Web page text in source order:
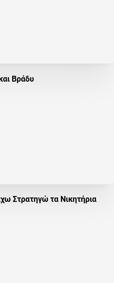
Βράδυ
Στρατηγώ τα Νικητήρια